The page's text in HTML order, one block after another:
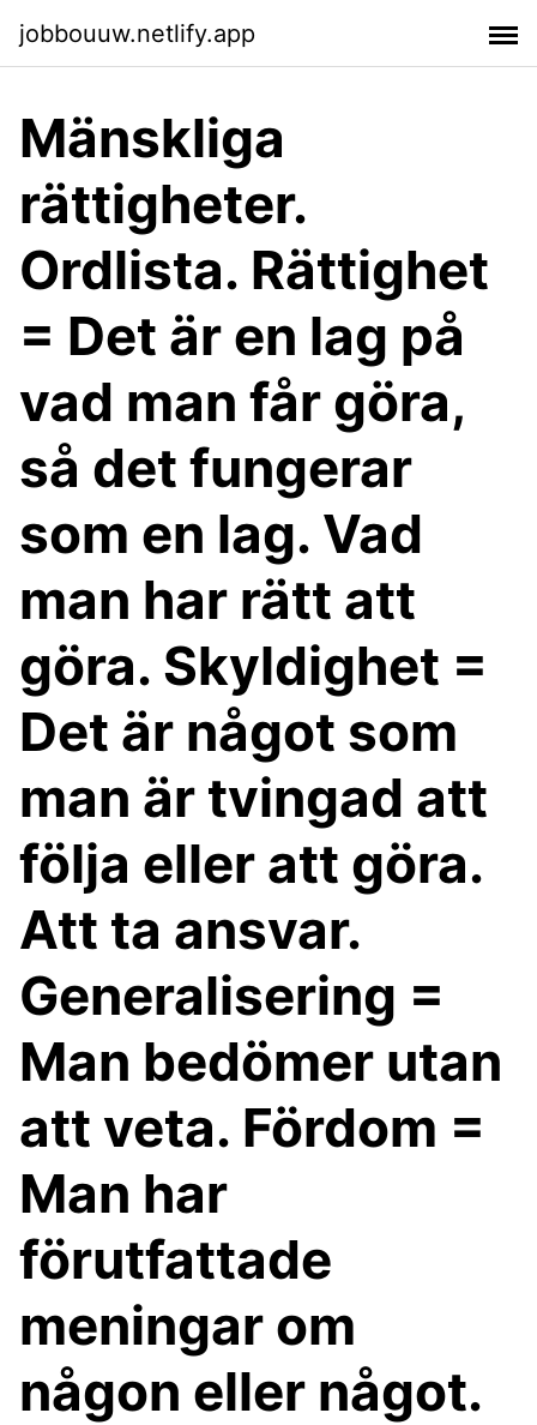
jobbouuw.netlify.app
Mänskliga
rättigheter.
Ordlista. Rättighet
= Det är en lag på
vad man får göra,
så det fungerar
som en lag. Vad
man har rätt att
göra. Skyldighet =
Det är något som
man är tvingad att
följa eller att göra.
Att ta ansvar.
Generalisering =
Man bedömer utan
att veta. Fördom =
Man har
förutfattade
meningar om
någon eller något.